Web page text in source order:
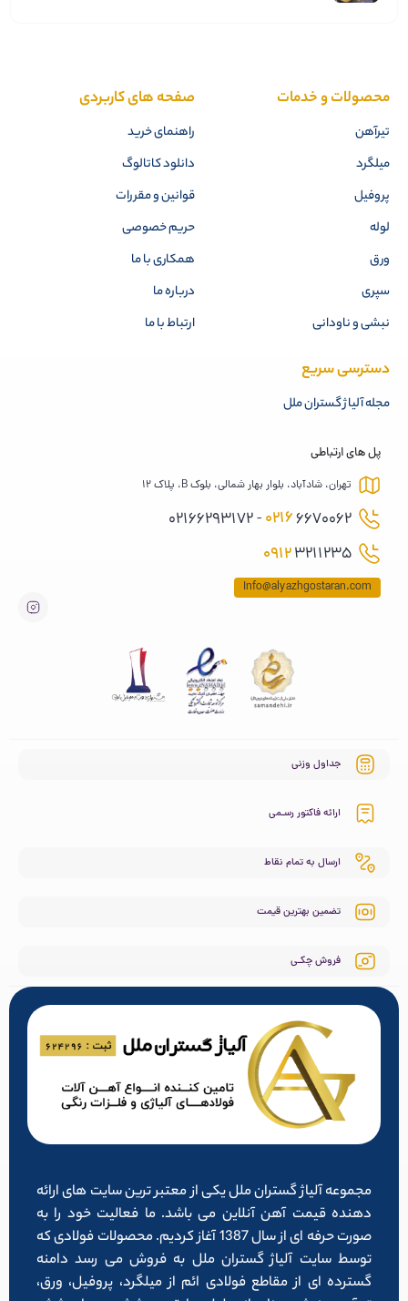
محصولات و خدمات
تیرآهن
میلگرد
پروفیل
لوله
ورق
سپری
نبشی و ناودانی
صفحه های کاربردی
راهنمای خرید
دانلود کاتالوگ
قوانین و مقررات
حریم خصوصی
همکاری با ما
درباره ما
ارتباط با ما
دسترسی سریع
مجله آلیاژ گستران ملل
پل های ارتباطی
تهران، شادآباد، بلوار بهار شمالی، بلوک B، پلاک 12
02166670062 - 02166293172
09123211235
Info@alyazhgostaran.com
جداول وزنی
ارائه فاکتور رسـمی
ارسال به تمام نقاط
تضمین بهترین قیمت
فروش چکـی
مجموعه آلیاژ گستران ملل یکی از معتبر ترین سایت های ارائه
دهنده قیمت آهن آنلاین می باشد. ما فعالیت خود را به
صورت حرفه ای از سال 1387 آغاز کردیم. محصولات فولادی که
توسط سایت آلیاژ گستران ملل به فروش می رسد دامنه
گسترده ای از مقاطع فولادی ائم از میلگرد، پروفیل، ورق،